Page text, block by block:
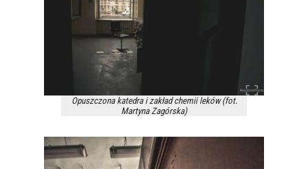
Opuszczona katedra i zakład chemii leków (fot.
Martyna Zagórska)